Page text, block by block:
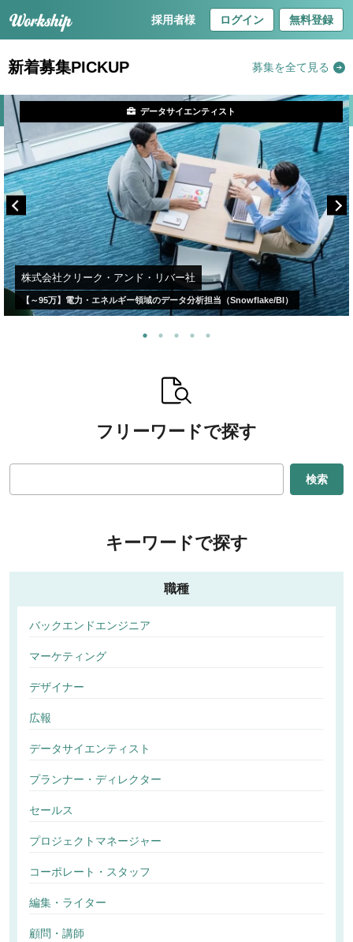
採用者様 ログイン 無料登録
新着募集PICKUP 募集を全て見る
株式会社クリーク・アンド・リバー社
【～95万】電力・エネルギー領域のデータ分析担当（Snowflake/BI）
データサイエンティスト
フリーワードで探す
検索
キーワードで探す
職種
バックエンドエンジニア
マーケティング
デザイナー
広報
データサイエンティスト
プランナー・ディレクター
セールス
プロジェクトマネージャー
コーポレート・スタッフ
編集・ライター
顧問・講師